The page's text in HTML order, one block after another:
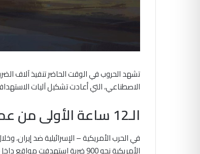
تشهد الحروب في الوقت الحاضر تنفيذ آلاف
الاصطناعي، التي أعادت تشكيل آليات
الـ12 ساعة الأولى من عملية “الغضب الملحمي”
الأمريكية نحو 900 ضربة استهدفت مواقع داخل إيران موزعة على 17 محافظة.